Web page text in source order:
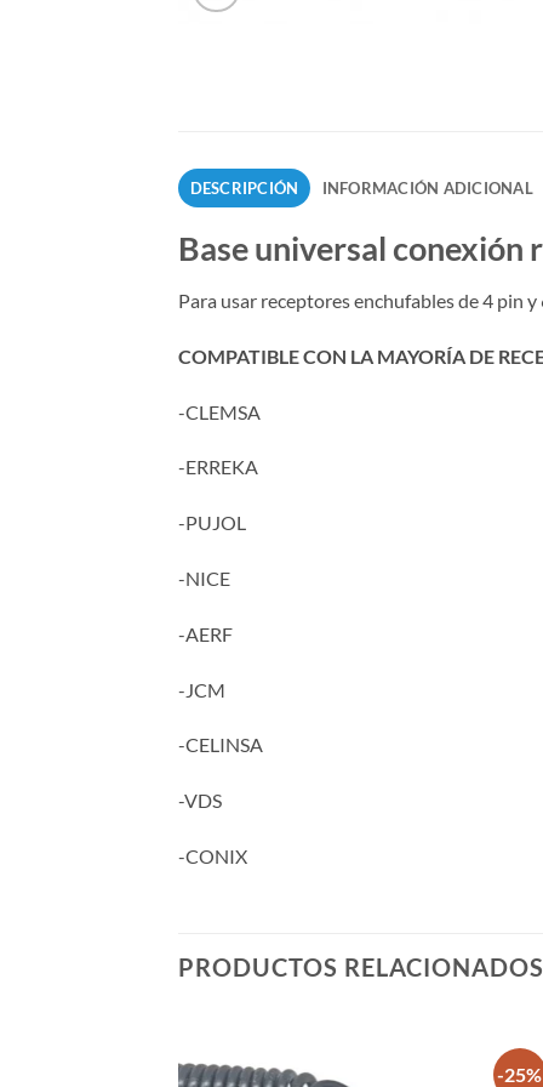
DESCRIPCIÓN INFORMACIÓN ADICIONAL
Base universal conexión
Para usar receptores enchufables de 4 pin
COMPATIBLE CON LA MAYORÍA DE
-CLEMSA
-ERREKA
-PUJOL
-NICE
-AERF
-JCM
-CELINSA
-VDS
-CONIX
PRODUCTOS RELACIONADOS
-25%